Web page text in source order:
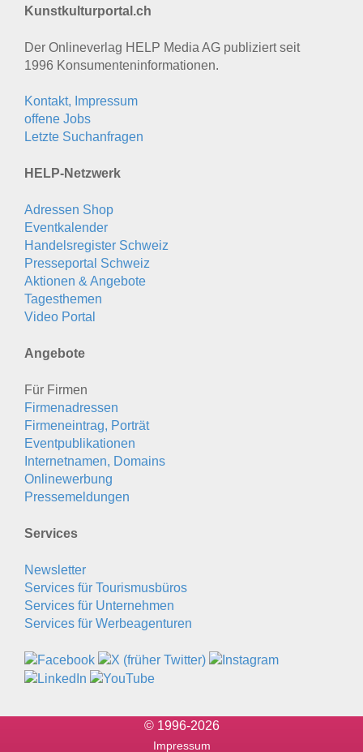
Kunstkulturportal.ch
Der Onlineverlag HELP Media AG publiziert seit
1996 Konsumenten­informationen.
Kontakt, Impressum
offene Jobs
Letzte Suchanfragen
HELP-Netzwerk
Adressen Shop
Eventkalender
Handelsregister Schweiz
Presseportal Schweiz
Aktionen & Angebote
Tagesthemen
Video Portal
Angebote
Für Firmen
Firmenadressen
Firmeneintrag, Porträt
Eventpublikationen
Internetnamen, Domains
Onlinewerbung
Pressemeldungen
Services
Newsletter
Services für Tourismusbüros
Services für Unternehmen
Services für Werbeagenturen
© 1996-2026
Impressum